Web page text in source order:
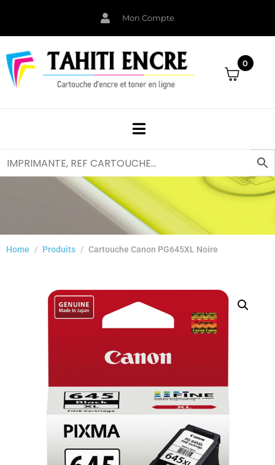
Mon Compte
0
Home Produits Cartouche Canon PG645XL Noire